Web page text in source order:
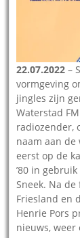
22.07.2022 –
vormgeving
jingles zijn
Waterstad
radiozender,
naam aan de
eerst op de
’80 in
Sneek. Na
Friesland en
Henrie Pors
nieuws, weer